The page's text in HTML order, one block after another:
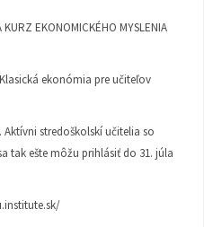
EKONOMICKÉHO MYSLENIA
ekonómia pre učiteľov
stredoškolskí učitelia so
tak ešte môžu prihlásiť do 31. júla